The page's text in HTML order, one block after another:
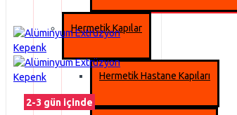
Hermetik Kapılar
Hermetik Hastane Kapıları
2-3 gün içinde